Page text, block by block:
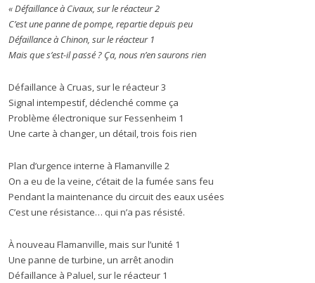
«Défaillance à Civaux, sur le réacteur 2
C’est une panne de pompe, repartie depuis peu
Défaillance à Chinon, sur le réacteur 1
Mais que s’est-il passé ? Ça, nous n’en saurons rien
Défaillance à Cruas, sur le réacteur 3
Signal intempestif, déclenché comme ça
Problème électronique sur Fessenheim 1
Une carte à changer, un détail, trois fois rien
Plan d’urgence interne à Flamanville 2
On a eu de la veine, c’était de la fumée sans feu
Pendant la maintenance du circuit des eaux usées
C’est une résistance… qui n’a pas résisté.
À nouveau Flamanville, mais sur l’unité 1
Une panne de turbine, un arrêt anodin
Défaillance à Paluel, sur le réacteur 1